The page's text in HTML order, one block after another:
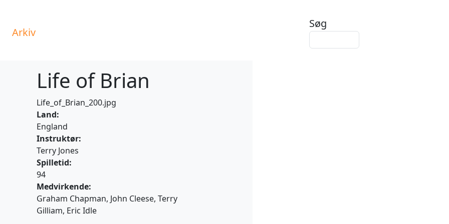
Arkiv
Søg
Life of Brian
Life_of_Brian_200.jpg
Land:
England
Instruktør:
Terry Jones
Spilletid:
94
Medvirkende:
Graham Chapman, John Cleese, Terry
Gilliam, Eric Idle